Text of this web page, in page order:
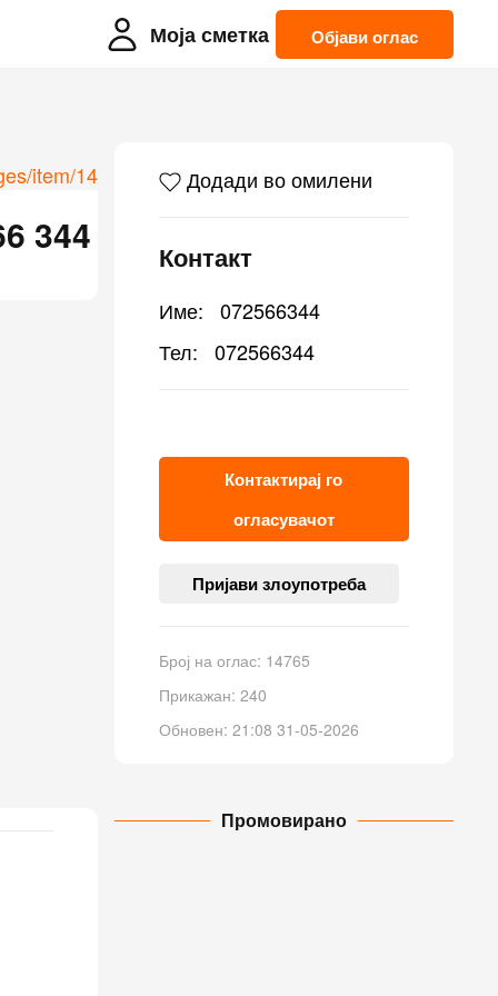
Моја сметка Објави оглас
344
Додади во омилени
Контакт
Име:
072566344
Тел:
072566344
Контактирај го
огласувачот
Пријави злоупотреба
Број на оглас: 14765
Прикажан: 240
Обновен: 21:08 31-05-2026
Промовирано